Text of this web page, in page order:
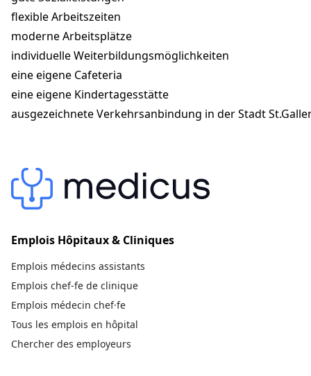
flexible Arbeitszeiten
moderne Arbeitsplätze
individuelle Weiterbildungsmöglichkeiten
eine eigene Cafeteria
eine eigene Kindertagesstätte
ausgezeichnete Verkehrsanbindung in der Stadt
Emplois Hôpitaux & Cliniques
Emplois médecins assistants
Emplois chef-fe de clinique
Emplois médecin chef·fe
Tous les emplois en hôpital
Chercher des employeurs